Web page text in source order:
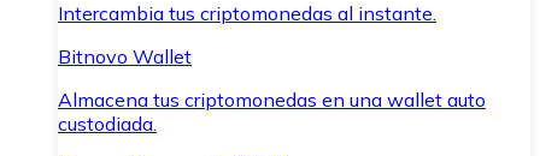
Intercambia tus criptomonedas al instante.
Bitnovo Wallet
Almacena tus criptomonedas en una wallet auto
custodiada.